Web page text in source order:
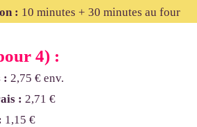
: 10 minutes + 30 minutes au four
4) :
: 2,75 € env.
: 2,71 €
1,15 €